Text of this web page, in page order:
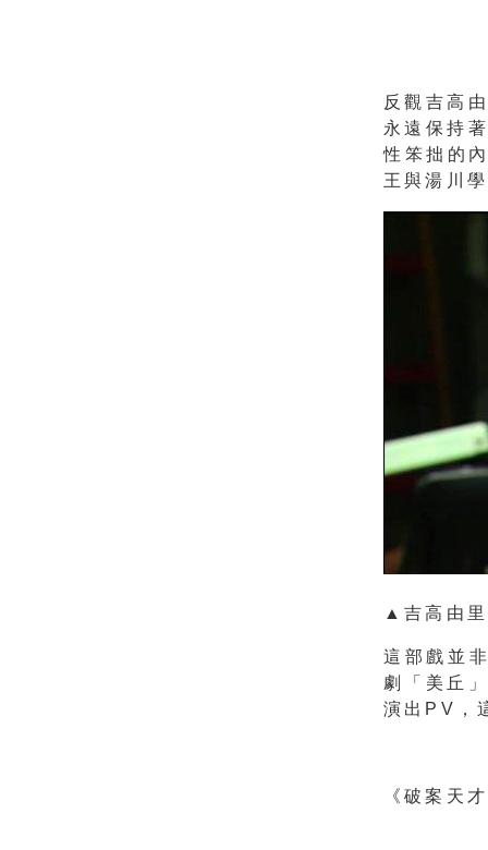
反觀吉高
永遠保持
性笨拙的
王與湯川
▲吉高由
這部戲並
劇「美丘
演出PV，
《破案天